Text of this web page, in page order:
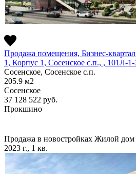
Продажа помещения, Бизнес-
1, Корпус 1, Сосенское c.п., , 101Л-
Сосенское, Сосенское c.п.
205.9 м2
Сосенское
37 128 522 руб.
Прокшино
Продажа в новостройках Жилой дом
2023 г., 1 кв.